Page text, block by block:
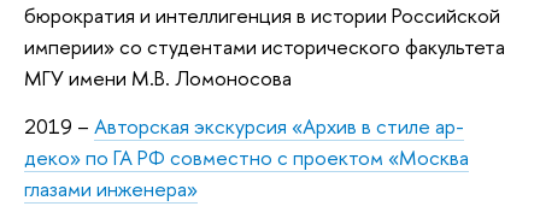
бюрократия и интеллигенция в истории Российской
империи» со студентами исторического факультета
МГУ имени М.В. Ломоносова
2019 – Авторская экскурсия «Архив в стиле ар-
деко» по ГА РФ совместно с проектом «Москва
глазами инженера»